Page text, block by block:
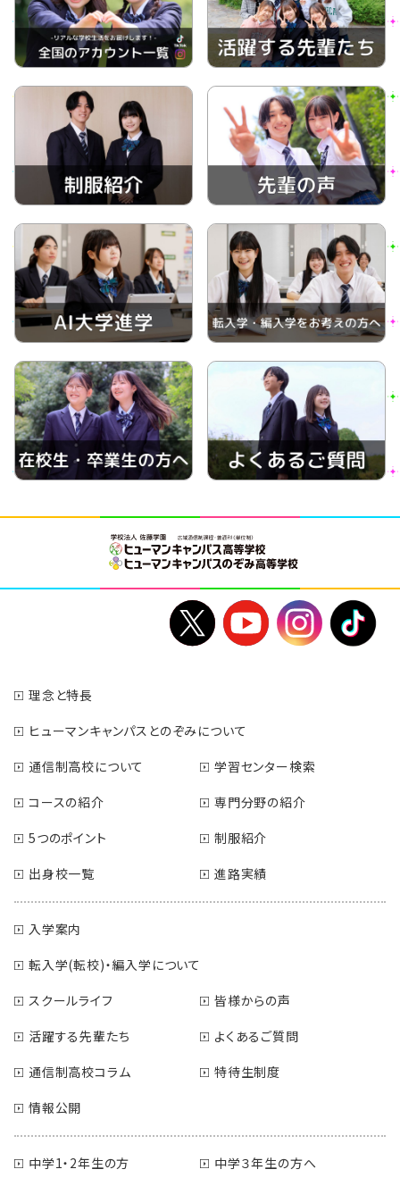
理念と特長
ヒューマンキャンパスとのぞみについて
通信制高校について
学習センター検索
コースの紹介
専門分野の紹介
5つのポイント
制服紹介
出身校一覧
進路実績
入学案内
転入学(転校)・編入学について
スクールライフ
皆様からの声
活躍する先輩たち
よくあるご質問
通信制高校コラム
特待生制度
情報公開
中学1・2年生の方 中学３年生の方へ